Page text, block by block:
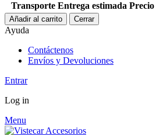
Transporte Entrega estimada Precio
Añadir al carrito Cerrar
Ayuda
Contáctenos
Envíos y Devoluciones
Entrar
Log in
Menu